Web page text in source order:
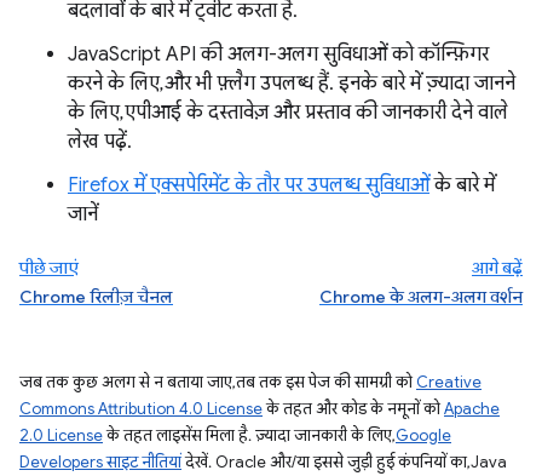
बदलावों के बारे में ट्वीट करता है.
JavaScript API की अलग-अलग सुविधाओं को कॉन्फ़िगर
करने के लिए, और भी फ़्लैग उपलब्ध हैं. इनके बारे में ज़्यादा जानने
के लिए, एपीआई के दस्तावेज़ और प्रस्ताव की जानकारी देने वाले
लेख पढ़ें.
Firefox में एक्सपेरिमेंट के तौर पर उपलब्ध सुविधाओंके बारे में
जानें
पीछे जाएं
Chrome रिलीज़ चैनल
आगे बढ़ें
Chrome के अलग-अलग वर्शन
जब तक कुछ अलग से न बताया जाए, तब तक इस पेज की सामग्री कोCreative
Commons Attribution 4.0 Licenseके तहत और कोड के नमूनों कोApache
2.0 Licenseके तहत लाइसेंस मिला है. ज़्यादा जानकारी के लिए,Google
Developers साइट नीतियांदेखें. Oracle और/या इससे जुड़ी हुई कंपनियों का, Java